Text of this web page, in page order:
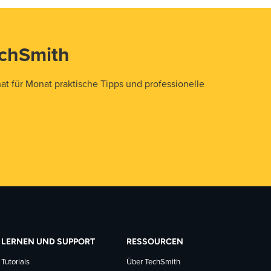
für Monat praktische Tipps und professionelle
LERNEN UND SUPPORT
Tutorials
RESSOURCEN
Über TechSmith